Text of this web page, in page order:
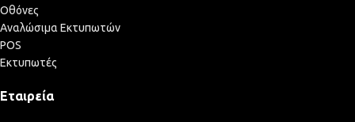
Οθόνες
Αναλώσιμα Εκτυπωτών
POS
Εκτυπωτές
Εταιρεία